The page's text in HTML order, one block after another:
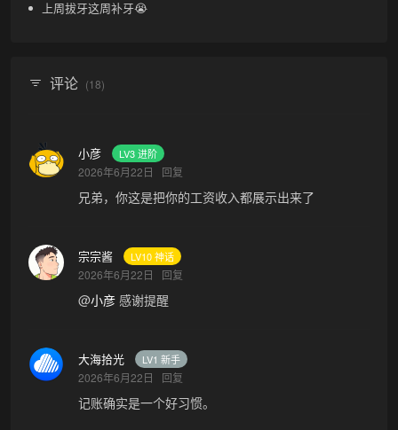
上周拔牙这周补牙😭
评论 (18)
小彦 LV3 进阶
2026年6月22日 回复
兄弟，你这是把你的工资收入都展示出来了
宗宗酱 LV10 神话
2026年6月22日 回复
@小彦 感谢提醒
大海拾光 LV1 新手
2026年6月22日 回复
记账确实是一个好习惯。